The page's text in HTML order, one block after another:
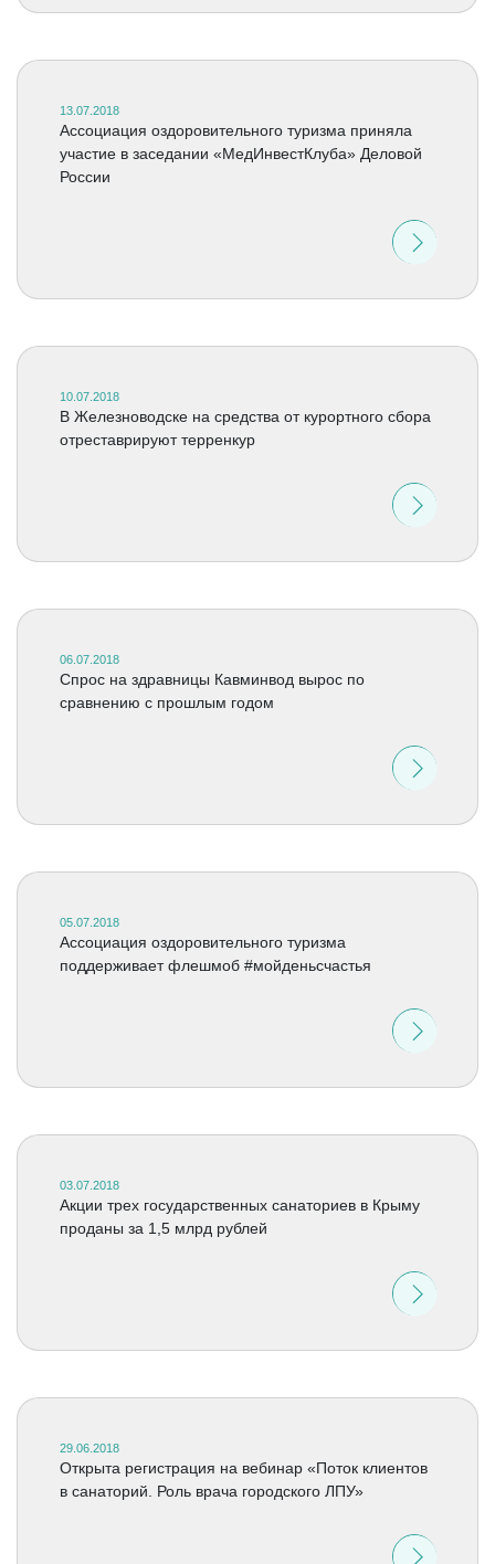
13.07.2018
Ассоциация оздоровительного туризма приняла
участие в заседании «МедИнвестКлуба» Деловой
России
10.07.2018
В Железноводске на средства от курортного сбора
отреставрируют терренкур
06.07.2018
Спрос на здравницы Кавминвод вырос по
сравнению с прошлым годом
05.07.2018
Ассоциация оздоровительного туризма
поддерживает флешмоб #мойденьсчастья
03.07.2018
Акции трех государственных санаториев в Крыму
проданы за 1,5 млрд рублей
29.06.2018
Открыта регистрация на вебинар «Поток клиентов
в санаторий. Роль врача городского ЛПУ»